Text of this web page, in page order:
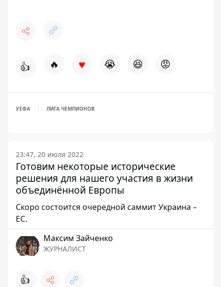
👍 🔥 ♥ 😭 😆 😡
УЕФА ЛИГА ЧЕМПИОНОВ
23:47, 20 июля 2022
Готовим некоторые исторические
решения для нашего участия в жизни
объединённой Европы
Скоро состоится очередной саммит Украина –
ЕС.
Максим Зайченко
ЖУРНАЛИСТ
👍